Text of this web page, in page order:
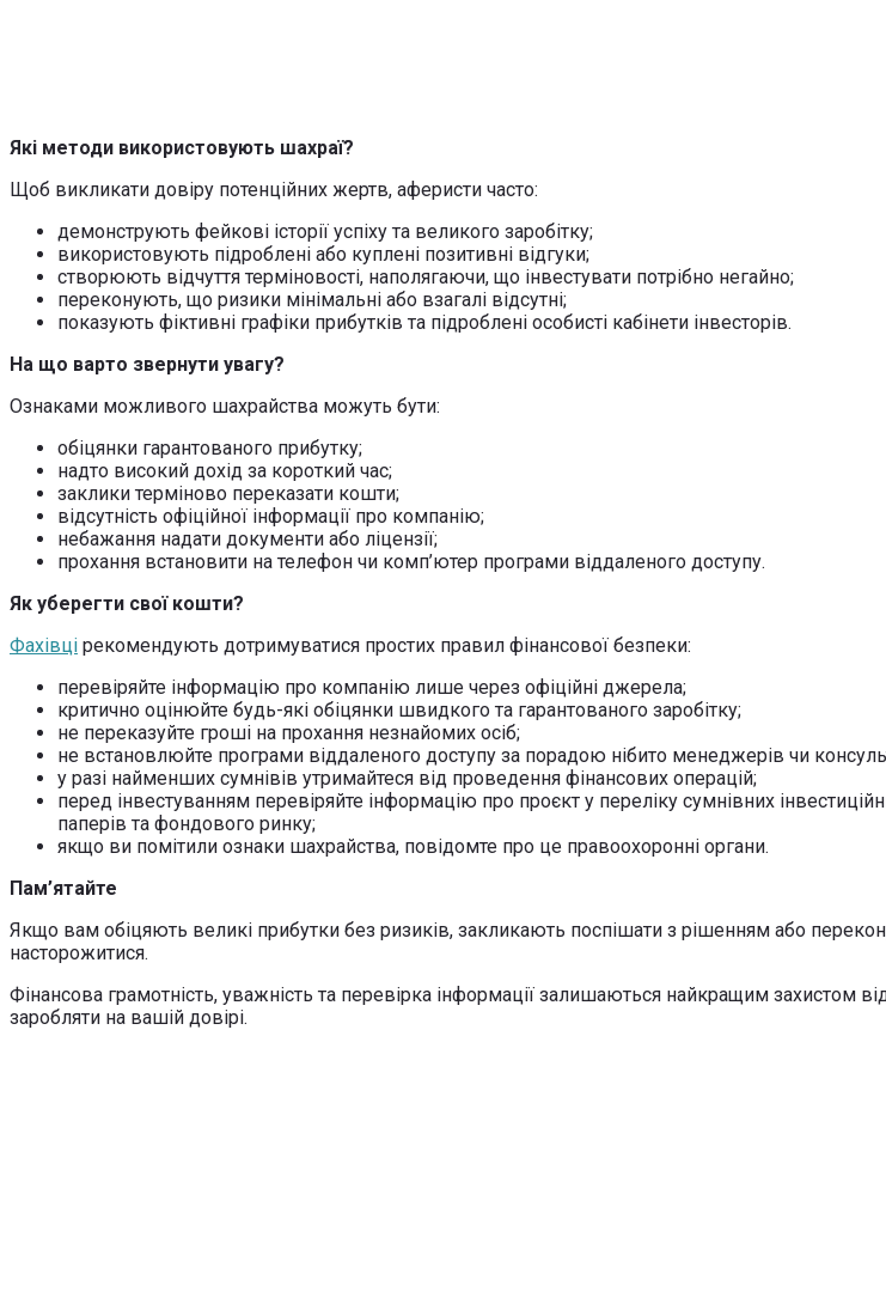
Які методи використовують шахраї?
Щоб викликати довіру потенційних жертв, аферисти часто:
демонструють фейкові історії успіху та великого заробітку;
використовують підроблені або куплені позитивні відгуки;
створюють відчуття терміновості, наполягаючи, що інвестувати потрібно негайно;
переконують, що ризики мінімальні або взагалі відсутні;
показують фіктивні графіки прибутків та підроблені особисті кабінети інвесторів.
На що варто звернути увагу?
Ознаками можливого шахрайства можуть бути:
обіцянки гарантованого прибутку;
надто високий дохід за короткий час;
заклики терміново переказати кошти;
відсутність офіційної інформації про компанію;
небажання надати документи або ліцензії;
прохання встановити на телефон чи комп’ютер програми віддаленого доступу.
Як уберегти свої кошти?
Фахівці рекомендують дотримуватися простих правил фінансової безпеки:
перевіряйте інформацію про компанію лише через офіційні джерела;
критично оцінюйте будь-які обіцянки швидкого та гарантованого заробітку;
не переказуйте гроші на прохання незнайомих осіб;
не встановлюйте програми віддаленого доступу за порадою нібито менеджерів чи
у разі найменших сумнівів утримайтеся від проведення фінансових операцій;
перед інвестуванням перевіряйте інформацію про проєкт у переліку сумнівних
паперів та фондового ринку;
якщо ви помітили ознаки шахрайства, повідомте про це правоохоронні органи.
Пам’ятайте
Якщо вам обіцяють великі прибутки без ризиків, закликають поспішати з рішенням або
насторожитися.
Фінансова грамотність, уважність та перевірка інформації залишаються найкращим захистом
заробляти на вашій довірі.